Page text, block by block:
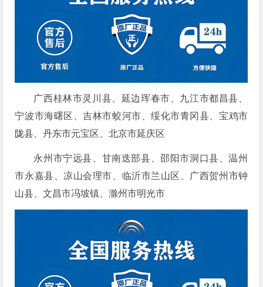
广西桂林市灵川县、延边珲春市、九江市都昌县、
宁波市海曙区、吉林市蛟河市、绥化市青冈县、宝鸡市
陇县、丹东市元宝区、北京市延庆区
永州市宁远县、甘南迭部县、邵阳市洞口县、温州
市永嘉县、凉山会理市、临沂市兰山区、广西贺州市钟
山县、文昌市冯坡镇、滁州市明光市